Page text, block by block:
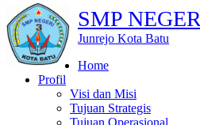
SMP
Junrejo Kota Batu
Home
Profil
Visi dan Misi
Tujuan Strategis
Tujuan Operasional